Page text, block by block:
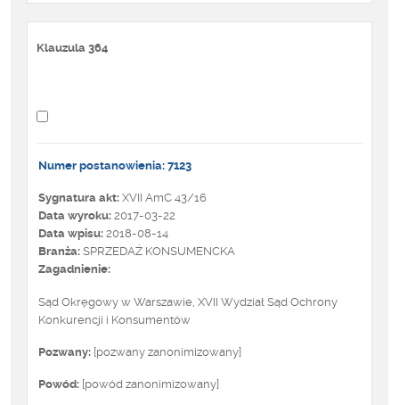
Klauzula 364
Numer postanowienia: 7123
Sygnatura akt: XVII AmC 43/16
Data wyroku: 2017-03-22
Data wpisu: 2018-08-14
Branża: SPRZEDAŻ KONSUMENCKA
Zagadnienie:
Sąd Okręgowy w Warszawie, XVII Wydział Sąd Ochrony
Konkurencji i Konsumentów
Pozwany: [pozwany zanonimizowany]
Powód: [powód zanonimizowany]